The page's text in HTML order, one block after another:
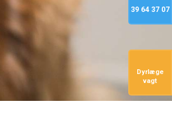
39 64 37 07
Dyrlæge
vagt